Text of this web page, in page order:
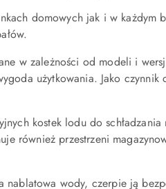
domowych jak i w każdym
w zależności od modeli i
użytkowania. Jako czynnik
kostek lodu do
również przestrzeni
nablatowa wody, czerpie ją